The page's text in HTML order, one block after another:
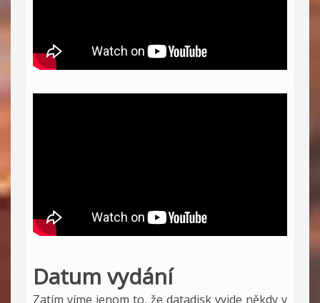
Datum vydání
Zatím víme jenom to, že datadisk vyjde někdy v